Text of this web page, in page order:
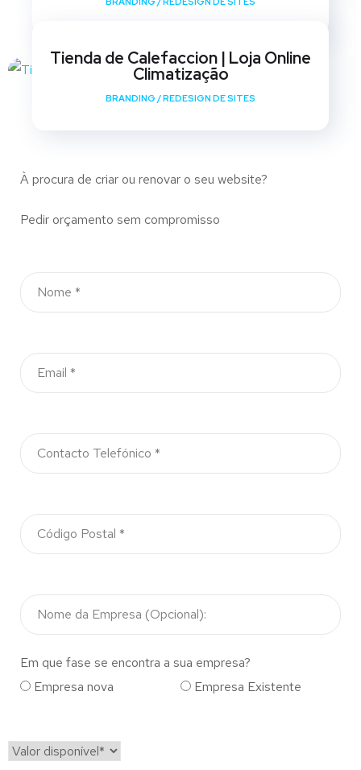
Tienda de Calefaccion | Loja Online
Climatização
BRANDING /REDESIGN DE SITES
À procura de criar ou renovar o seu website?
Pedir orçamento sem compromisso
Em que fase se encontra a sua empresa?
Empresa nova
Empresa Existente